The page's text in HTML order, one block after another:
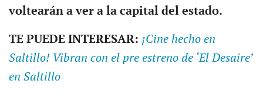
voltearán a ver a la capital del estado.
TE PUEDE INTERESAR: ¡Cine hecho en
Saltillo! Vibran con el pre estreno de ‘El Desaire’
en Saltillo